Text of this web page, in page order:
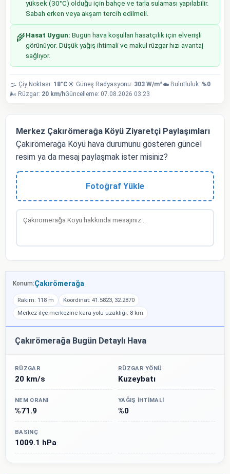
yüksek (30°C) olduğu için bahçe ve tarla sulaması yapılabilir.
Sabah erken veya akşam tercih edilmeli.
🌾Hasat Uygun: Bugün hava koşulları hasatçılık için elverişli
görünüyor. Düşük yağış ihtimali ve makul rüzgar hızı avantaj
sağlıyor.
🌫️ Çiy Noktası: 18°C☀️ Güneş Radyasyonu: 303 W/m²☁️ Bulutluluk: %0
🌬️ Rüzgar: 20 km/hGüncelleme: 07.08.2026 03:23
Merkez Çakırömerağa Köyü Ziyaretçi Paylaşımları
Çakırömerağa Köyü hava durumunu gösteren güncel
resim ya da mesaj paylaşmak ister misiniz?
Fotoğraf Yükle
Konum:Çakırömerağa
Rakım: 118 m
Koordinat: 41.5823, 32.2870
Merkez ilçe merkezine kara yolu uzaklığı: 8 km
Çakırömerağa Bugün Detaylı Hava
RÜZGAR
20 km/s
RÜZGAR YÖNÜ
Kuzeybatı
NEM ORANI
%71.9
YAĞIŞ İHTIMALI
%0
BASINÇ
1009.1 hPa